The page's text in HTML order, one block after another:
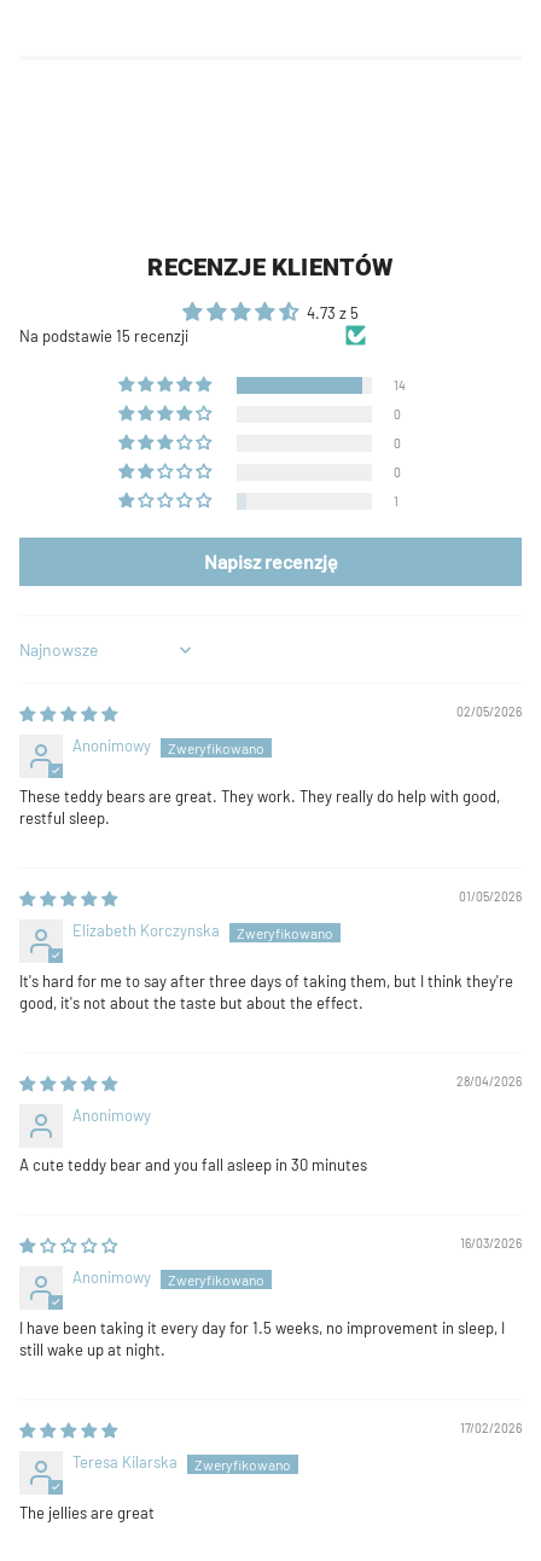
RECENZJE KLIENTÓW
4.73 z 5
Na podstawie 15 recenzji
14
0
0
0
1
Napisz recenzję
Sort by
02/05/2026
Anonimowy
These teddy bears are great. They work. They really do help with good,
restful sleep.
01/05/2026
Elizabeth Korczynska
It's hard for me to say after three days of taking them, but I think they're
good, it's not about the taste but about the effect.
28/04/2026
Anonimowy
A cute teddy bear and you fall asleep in 30 minutes
16/03/2026
Anonimowy
I have been taking it every day for 1.5 weeks, no improvement in sleep, I
still wake up at night.
17/02/2026
Teresa Kilarska
The jellies are great